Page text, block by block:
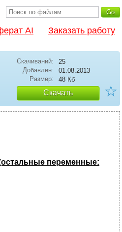
AI Заказать работу
Скачиваний:
25
Добавлен:
01.08.2013
Размер:
48 Кб
Скачать ☆
переменные: